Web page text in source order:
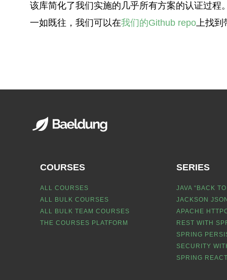
该库简化了我们实施的几乎所有方案的认证过程
一如既往，我们可以在我们的Github repo上找到
COURSES
ALL COURSES
ALL BULK COURSES
ALL BULK TEAM COURSES
THE COURSES PLATFORM
SERIES
JAVA “BACK
JACKSON
APACHE
REST WITH
SPRING
SECURITY
SPRING